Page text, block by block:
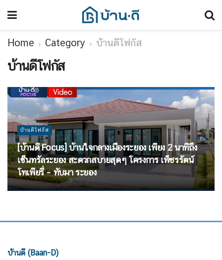
Home Category บ้านดีโฟกัส
บ้านดีโฟกัส
บ้านดีโฟกัส
[บ้านดี Focus] บ้านใจกลางเมืองระยอง เพียง 2 นาทีถึง
เซ็นทรัลระยอง สะดวกสบายสุดๆ โครงการ เพ็ชรรัตน์
โทเพียรี่ – ทับมา ระยอง
บ้านดี (Baan-D)